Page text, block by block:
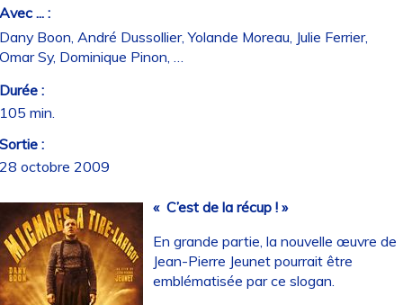
... :
Boon, André Dussollier, Yolande Moreau, Julie Ferrier,
Sy, Dominique Pinon, …
:
min.
:
octobre 2009
« C’est de la récup ! »
En grande partie, la nouvelle œuvre de
Jean-Pierre Jeunet pourrait être
emblématisée par ce slogan.